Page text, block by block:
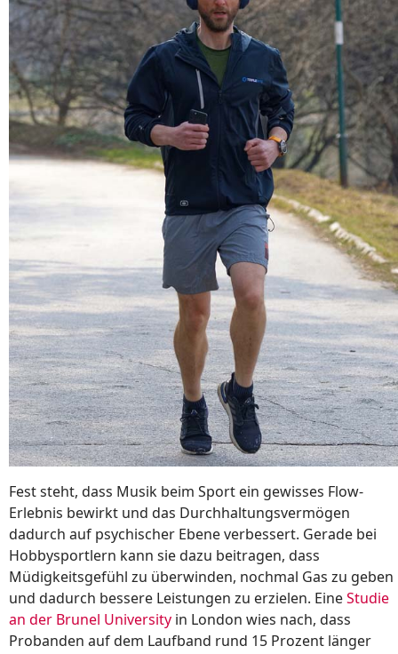
Fest steht, dass Musik beim Sport ein gewisses Flow-
Erlebnis bewirkt und das Durchhaltungsvermögen
dadurch auf psychischer Ebene verbessert. Gerade bei
Hobbysportlern kann sie dazu beitragen, dass
Müdigkeitsgefühl zu überwinden, nochmal Gas zu geben
und dadurch bessere Leistungen zu erzielen. EineStudie
an der Brunel University in London wies nach, dass
Probanden auf dem Laufband rund 15 Prozent länger